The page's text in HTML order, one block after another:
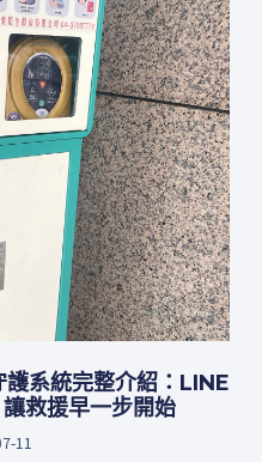
系統完整介紹：LINE
救援早一步開始
11